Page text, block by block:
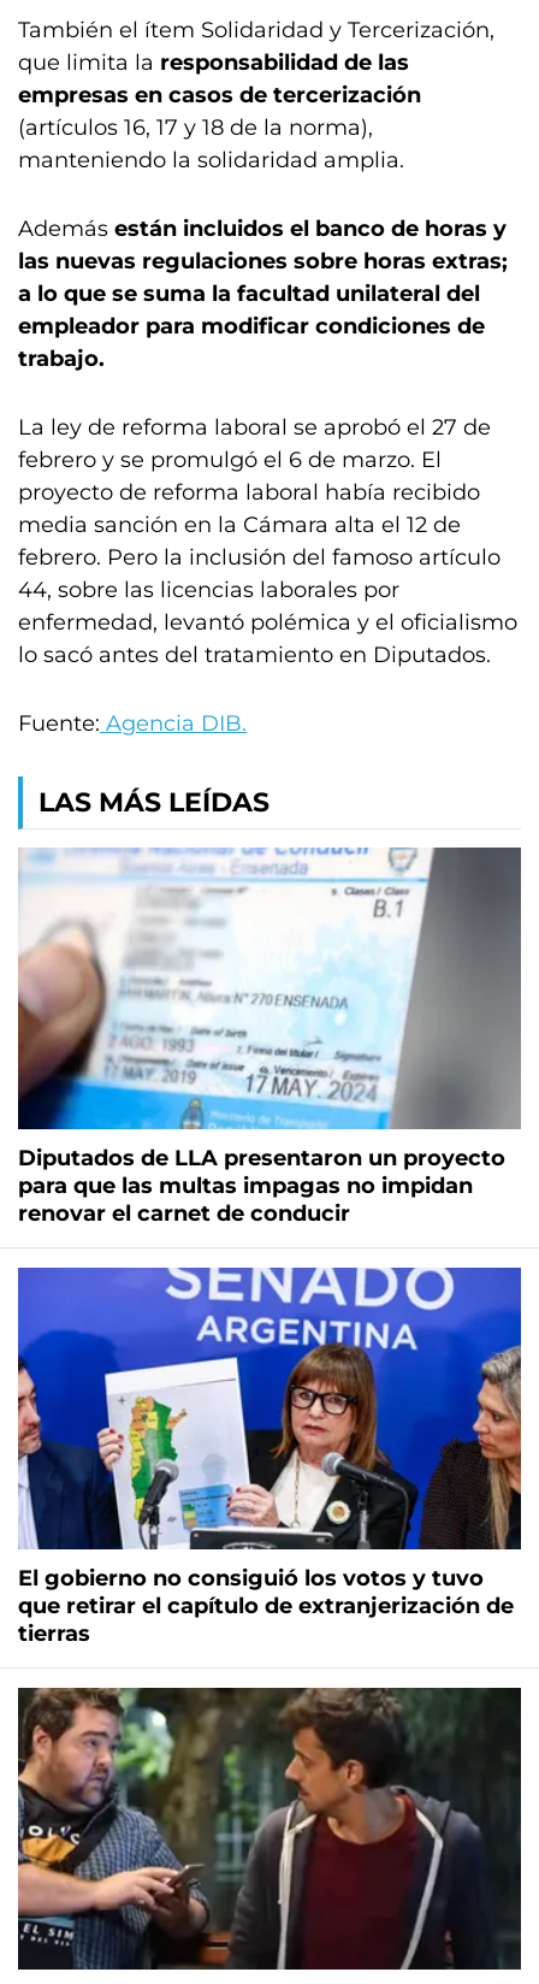
También el ítem Solidaridad y Tercerización,
que limita la responsabilidad de las
empresas en casos de tercerización
(artículos 16, 17 y 18 de la norma),
manteniendo la solidaridad amplia.
Además están incluidos el banco de horas y
las nuevas regulaciones sobre horas extras;
a lo que se suma la facultad unilateral del
empleador para modificar condiciones de
trabajo.
La ley de reforma laboral se aprobó el 27 de
febrero y se promulgó el 6 de marzo. El
proyecto de reforma laboral había recibido
media sanción en la Cámara alta el 12 de
febrero. Pero la inclusión del famoso artículo
44, sobre las licencias laborales por
enfermedad, levantó polémica y el oficialismo
lo sacó antes del tratamiento en Diputados.
Fuente: Agencia DIB.
LAS MÁS LEÍDAS
Diputados de LLA presentaron un proyecto
para que las multas impagas no impidan
renovar el carnet de conducir
El gobierno no consiguió los votos y tuvo
que retirar el capítulo de extranjerización de
tierras